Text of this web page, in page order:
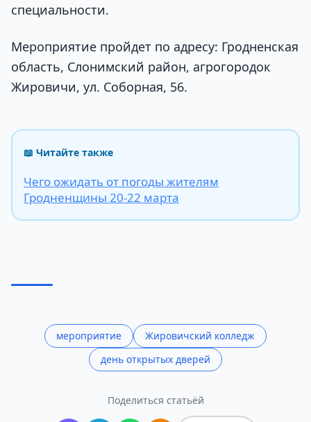
специальности.
Мероприятие пройдет по адресу: Гродненская
область, Слонимский район, агрогородок
Жировичи, ул. Соборная, 56.
📖 Читайте также
Чего ожидать от погоды жителям
Гродненщины 20-22 марта
мероприятие
Жировичский колледж
день открытых дверей
Поделиться статьёй